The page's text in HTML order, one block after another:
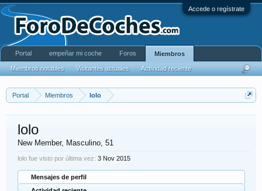
Accede o regístrate
Portal Miembros lolo
lolo
New Member, Masculino, 51
lolo fue visto por última vez: 3 Nov 2015
Mensajes de perfil
Portal empeñar mi coche Foros Miembros
Miembros notables Visitantes actuales Actividad reciente